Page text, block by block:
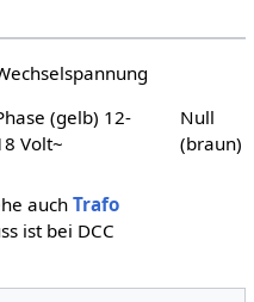
(gelb) 12-
Volt~
Null
(braun)
auchTrafo
ist bei DCC